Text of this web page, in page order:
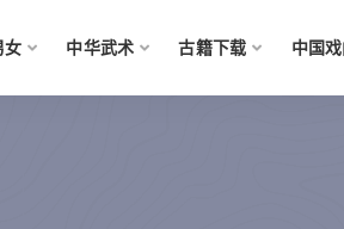
女 中华武术 古籍下载 中国